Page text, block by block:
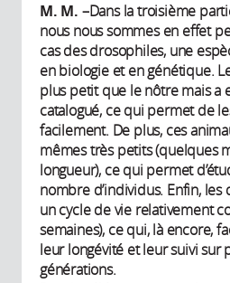
M. M. –Dans la troisième
nous nous sommes en effet
cas des drosophiles, une
en biologie et en génétique.
plus petit que le nôtre mais a
catalogué, ce qui permet de
facilement. De plus, ces
mêmes très petits (quelques
longueur), ce qui permet
nombre d’individus. Enfin,
un cycle de vie relativement
semaines), ce qui, là encore,
leur longévité et leur suivi sur
générations.